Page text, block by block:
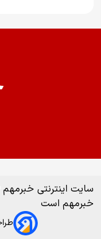
سایت اینترنتی
خبرمهم است